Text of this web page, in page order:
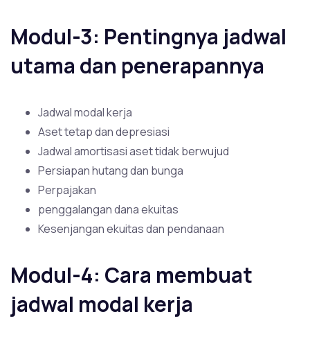
Modul-3: Pentingnya jadwal
utama dan penerapannya
Jadwal modal kerja
Aset tetap dan depresiasi
Jadwal amortisasi aset tidak berwujud
Persiapan hutang dan bunga
Perpajakan
penggalangan dana ekuitas
Kesenjangan ekuitas dan pendanaan
Modul-4: Cara membuat
jadwal modal kerja